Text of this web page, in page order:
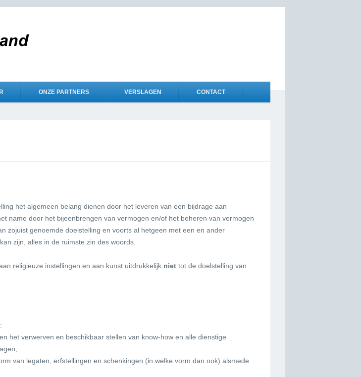
ONZE PARTNERS VERSLAGEN CONTACT
het algemeen belang dienen door het leveren van een bijdrage aan
name door het bijeenbrengen van vermogen en/of het beheren van vermogen
zojuist genoemde doelstelling en voorts al hetgeen met een en ander
zijn, alles in de ruimste zin des woords.
religieuze instellingen en aan kunst uitdrukkelijk niet tot de doelstelling van
het verwerven en beschikbaar stellen van know-how en alle dienstige
van legaten, erfstellingen en schenkingen (in welke vorm dan ook) alsmede